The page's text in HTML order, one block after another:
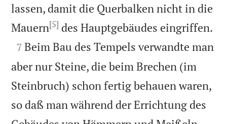
lassen, damit die Querbalken nicht in die
Mauern[5] des Hauptgebäudes eingriffen.

7 Beim Bau des Tempels verwandte man
aber nur Steine, die beim Brechen (im
Steinbruch) schon fertig behauen waren,
so daß man während der Errichtung des